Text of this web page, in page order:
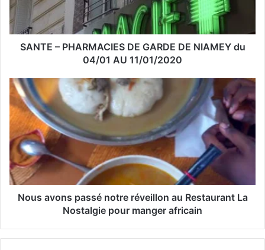
r
e
s
m
a
i
l
SANTE – PHARMACIES DE GARDE DE NIAMEY du
04/01 AU 11/01/2020
Nous avons passé notre réveillon au Restaurant La
Nostalgie pour manger africain